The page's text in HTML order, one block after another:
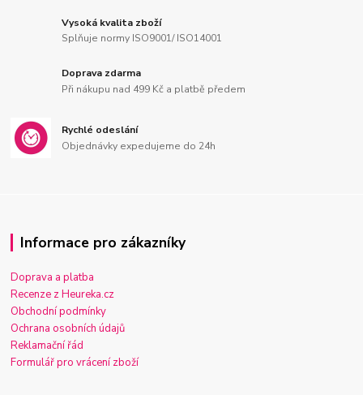
Vysoká kvalita zboží
Splňuje normy ISO9001/ ISO14001
Doprava zdarma
Při nákupu nad 499 Kč a platbě předem
Rychlé odeslání
Objednávky expedujeme do 24h
Informace pro zákazníky
Doprava a platba
Recenze z Heureka.cz
Obchodní podmínky
Ochrana osobních údajů
Reklamační řád
Formulář pro vrácení zboží